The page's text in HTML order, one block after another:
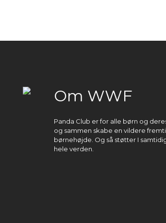
Om WWF
Panda Club er for alle børn og
og sammen skabe en vildere
børnehøjde. Og så støtter I
hele verden.